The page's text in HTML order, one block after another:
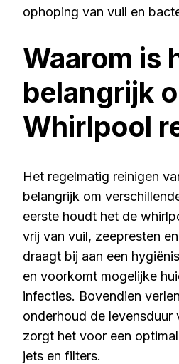
ophoping van vuil en
Waarom is
belangrijk
Whirlpool
Het regelmatig reinigen
belangrijk om
eerste houdt het de
vrij van vuil, zeepresten
draagt bij aan een
en voorkomt mogelijke
infecties. Bovendien
onderhoud de levensduur
zorgt het voor een
jets en filters.